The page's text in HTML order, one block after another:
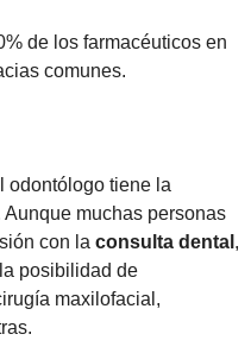
de los farmacéuticos en
comunes.
odontólogo tiene la
muchas personas
con la consulta dental ,
posibilidad de
maxilofacial,